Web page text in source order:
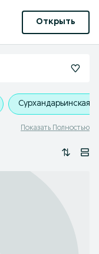
Открыть
Сурхандарьинская
Показать Полностью